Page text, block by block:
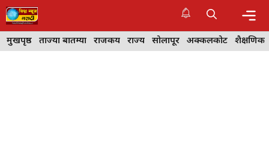
Skip
to
content
मुखपृष्ठ ताज्या बातम्या राजकीय राज्य सोलापूर अक्कलकोट शैक्षणिक